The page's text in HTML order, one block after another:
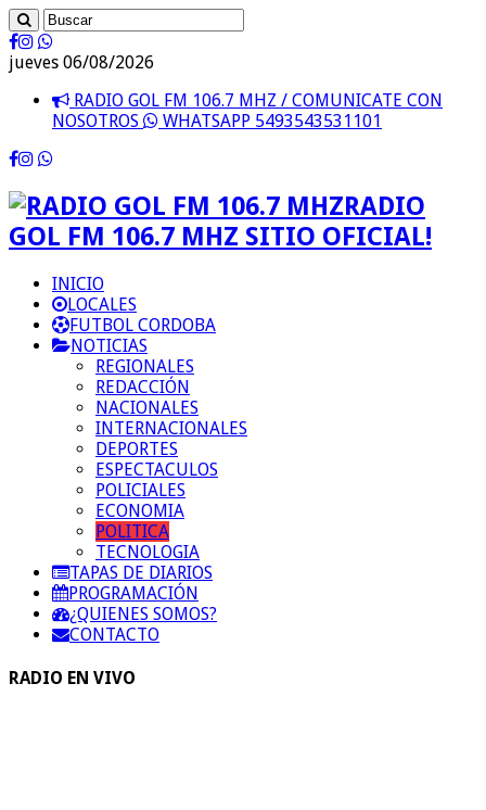
jueves 06/08/2026
RADIO GOL FM 106.7 MHZ / COMUNICATE CON
NOSOTROS
WHATSAPP 5493543531101
RADIO
GOL FM 106.7 MHZ SITIO OFICIAL!
INICIO
LOCALES
FUTBOL CORDOBA
NOTICIAS
REGIONALES
REDACCIÓN
NACIONALES
INTERNACIONALES
DEPORTES
ESPECTACULOS
POLICIALES
ECONOMIA
POLITICA
TECNOLOGIA
TAPAS DE DIARIOS
PROGRAMACIÓN
¿QUIENES SOMOS?
CONTACTO
RADIO EN VIVO